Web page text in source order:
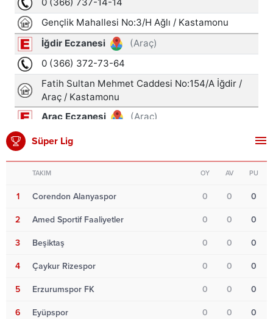
Süper Lig
TAKIM OY AV PU
1 Corendon Alanyaspor 0 0 0
2 Amed Sportif Faaliyetler 0 0 0
3 Beşiktaş 0 0 0
4 Çaykur Rizespor 0 0 0
5 Erzurumspor FK 0 0 0
6 Eyüpspor 0 0 0